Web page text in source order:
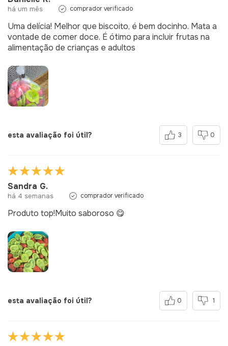
há um mês comprador verificado
Uma delícia! Melhor que biscoito, é bem docinho. Mata a
vontade de comer doce. É ótimo para incluir frutas na
alimentação de crianças e adultos
esta avaliação foi útil? 3 0
Sandra G.
há 4 semanas comprador verificado
Produto top!Muito saboroso 😋
esta avaliação foi útil? 0 1